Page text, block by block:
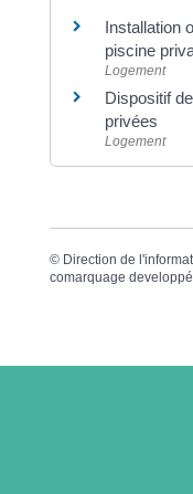
Installation
piscine
Logement
Dispositif
privées
Logement
© Direction de
comarquage